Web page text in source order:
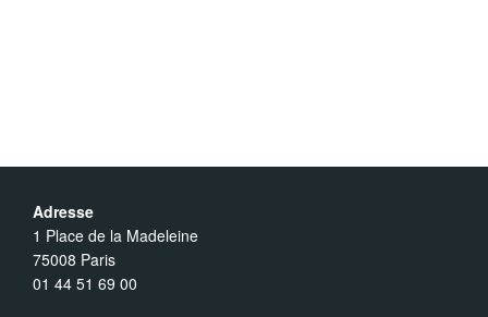
Adresse
1 Place de la Madeleine
75008 Paris
01 44 51 69 00